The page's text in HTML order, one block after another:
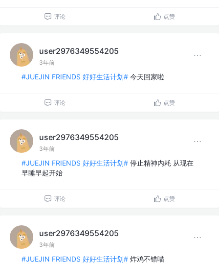
评论 点赞
user2976349554205
3年前
#JUEJIN FRIENDS 好好生活计划# 今天回家啦
评论 点赞
user2976349554205
3年前
#JUEJIN FRIENDS 好好生活计划# 停止精神内耗 从现在
早睡早起开始
评论 点赞
user2976349554205
3年前
#JUEJIN FRIENDS 好好生活计划# 炸鸡不错喵